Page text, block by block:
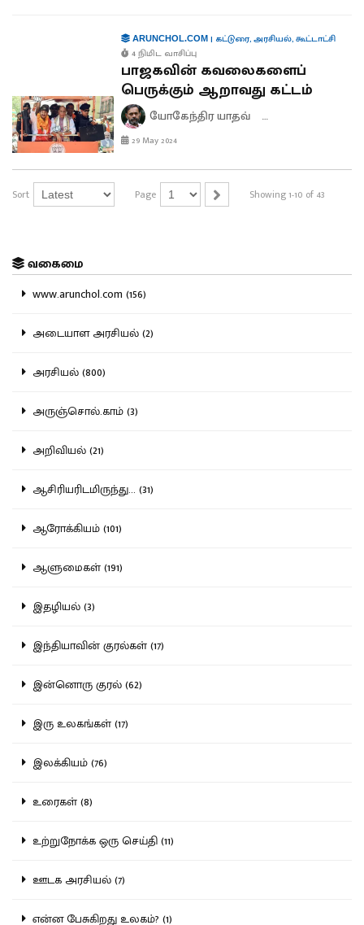
ARUNCHOL.COM| கட்டுரை,அரசியல்,கூட்டாட்சி
4 நிமிட வாசிப்பு
பாஜகவின் கவலைகளைப்
பெருக்கும் ஆறாவது கட்டம்
யோகேந்திர யாதவ் ஸ்ரேயஸ்
29 May 2024
Sort Page Showing 1-10 of 43
வகைமை
www.arunchol.com (156)
அடையாள அரசியல் (2)
அரசியல் (800)
அருஞ்சொல்.காம் (3)
அறிவியல் (21)
ஆசிரியரிடமிருந்து... (31)
ஆரோக்கியம் (101)
ஆளுமைகள் (191)
இதழியல் (3)
இந்தியாவின் குரல்கள் (17)
இன்னொரு குரல் (62)
இரு உலகங்கள் (17)
இலக்கியம் (76)
உரைகள் (8)
உற்றுநோக்க ஒரு செய்தி (11)
ஊடக அரசியல் (7)
என்ன பேசுகிறது உலகம்? (1)